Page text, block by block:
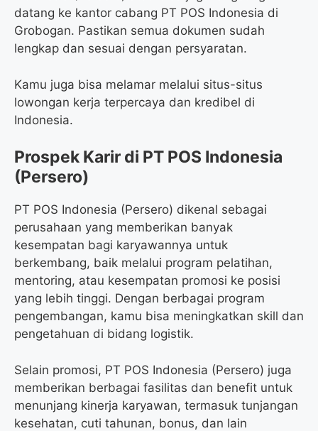
datang ke kantor cabang PT POS Indonesia di
Grobogan. Pastikan semua dokumen sudah
lengkap dan sesuai dengan persyaratan.
Kamu juga bisa melamar melalui situs-situs
lowongan kerja terpercaya dan kredibel di
Indonesia.
Prospek Karir di PT POS Indonesia
(Persero)
PT POS Indonesia (Persero) dikenal sebagai
perusahaan yang memberikan banyak
kesempatan bagi karyawannya untuk
berkembang, baik melalui program pelatihan,
mentoring, atau kesempatan promosi ke posisi
yang lebih tinggi. Dengan berbagai program
pengembangan, kamu bisa meningkatkan skill dan
pengetahuan di bidang logistik.
Selain promosi, PT POS Indonesia (Persero) juga
memberikan berbagai fasilitas dan benefit untuk
menunjang kinerja karyawan, termasuk tunjangan
kesehatan, cuti tahunan, bonus, dan lain